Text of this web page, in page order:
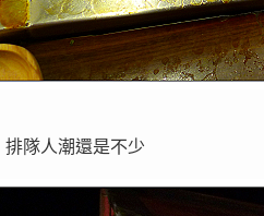
排隊人潮還是不少